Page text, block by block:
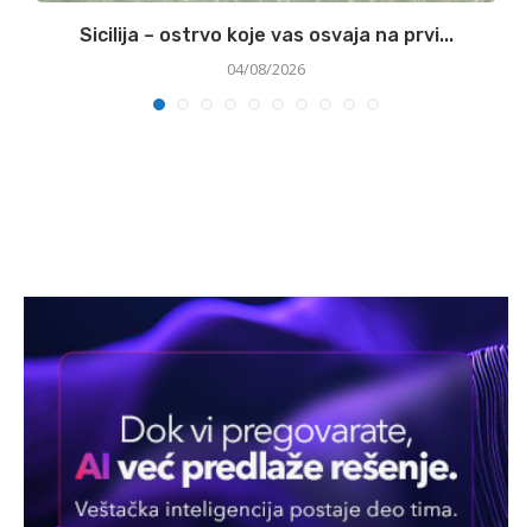
Sicilija – ostrvo koje vas osvaja na prvi...
04/08/2026